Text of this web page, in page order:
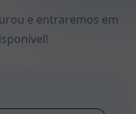
e entraremos em